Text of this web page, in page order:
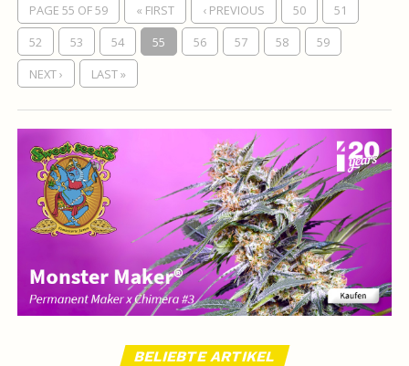
PAGE 55 OF 59 « FIRST ‹ PREVIOUS 50
51
52
53 54 55 56 57 58
59
NEXT ›
LAST »
BELIEBTE ARTIKEL